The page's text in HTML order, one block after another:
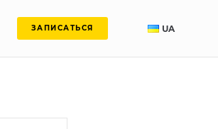
ЗАПИСАТЬСЯ UA